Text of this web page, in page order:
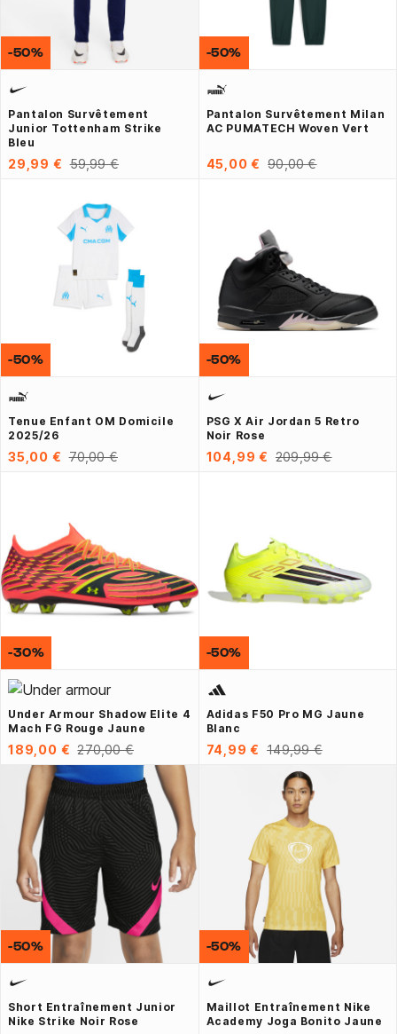
Pantalon Survêtement
Junior Tottenham Strike
Bleu
29,99 € 59,99 €
-50%
Pantalon Survêtement Milan
AC PUMATECH Woven Vert
45,00 € 90,00 €
-50%
Tenue Enfant OM Domicile
2025/26
35,00 € 70,00 €
-50%
PSG X Air Jordan 5 Retro
Noir Rose
104,99 € 209,99 €
-50%
Under Armour Shadow Elite 4
Mach FG Rouge Jaune
189,00 € 270,00 €
-30%
Adidas F50 Pro MG Jaune
Blanc
74,99 € 149,99 €
-50%
Short Entraînement Junior
Nike Strike Noir Rose
-50%
Maillot Entraînement Nike
Academy Joga Bonito Jaune
-50%